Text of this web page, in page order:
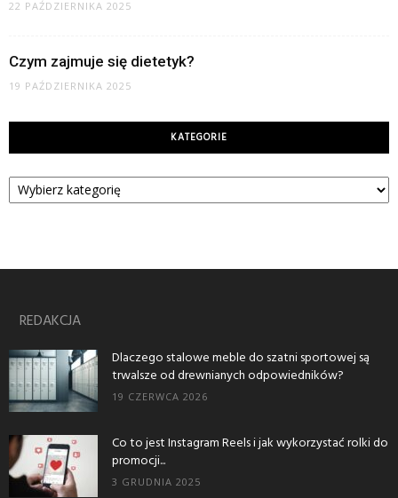
22 PAŹDZIERNIKA 2025
Czym zajmuje się dietetyk?
19 PAŹDZIERNIKA 2025
KATEGORIE
Kategorie
REDAKCJA
Dlaczego stalowe meble do szatni sportowej są
trwalsze od drewnianych odpowiedników?
19 CZERWCA 2026
Co to jest Instagram Reels i jak wykorzystać rolki do
promocji...
3 GRUDNIA 2025